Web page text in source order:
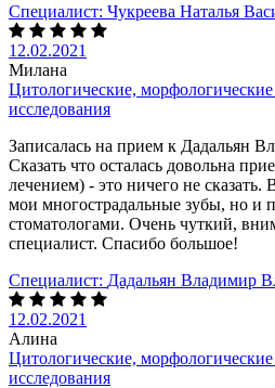
Специалист: Чукреева Наталья
12.02.2021
Милана
Цитологические,
исследования
Записалась на прием к Дадальян
Сказать что осталась довольна
лечением) - это ничего не сказать.
мои многострадальные зубы, но и
стоматологами. Очень чуткий,
специалист. Спасибо большое!
Специалист: Дадальян Владимир
12.02.2021
Алина
Цитологические,
исследования